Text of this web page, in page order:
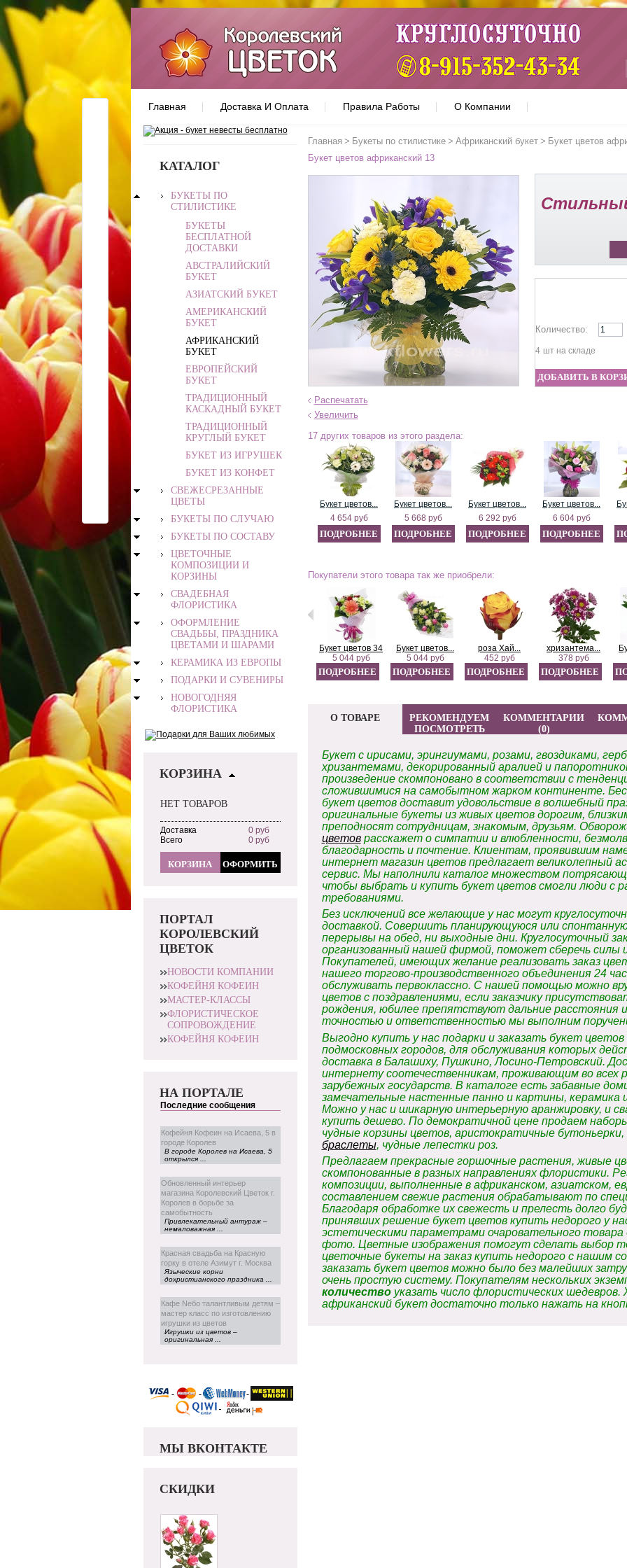
Главная Доставка И Оплата Правила Работы О Компании
КАТАЛОГ
БУКЕТЫ ПО
СТИЛИСТИКЕ
БУКЕТЫ
БЕСПЛАТНОЙ
ДОСТАВКИ
АВСТРАЛИЙСКИЙ
БУКЕТ
АЗИАТСКИЙ БУКЕТ
АМЕРИКАНСКИЙ
БУКЕТ
АФРИКАНСКИЙ
БУКЕТ
ЕВРОПЕЙСКИЙ
БУКЕТ
ТРАДИЦИОННЫЙ
КАСКАДНЫЙ БУКЕТ
ТРАДИЦИОННЫЙ
КРУГЛЫЙ БУКЕТ
БУКЕТ ИЗ ИГРУШЕК
БУКЕТ ИЗ КОНФЕТ
СВЕЖЕСРЕЗАННЫЕ
ЦВЕТЫ
БУКЕТЫ ПО СЛУЧАЮ
БУКЕТЫ ПО СОСТАВУ
ЦВЕТОЧНЫЕ
КОМПОЗИЦИИ И
КОРЗИНЫ
СВАДЕБНАЯ
ФЛОРИСТИКА
ОФОРМЛЕНИЕ
СВАДЬБЫ, ПРАЗДНИКА
ЦВЕТАМИ И ШАРАМИ
КЕРАМИКА ИЗ ЕВРОПЫ
ПОДАРКИ И СУВЕНИРЫ
НОВОГОДНЯЯ
ФЛОРИСТИКА
КОРЗИНА
НЕТ ТОВАРОВ
Доставка
0 руб
Всего
0 руб
КОРЗИНА ОФОРМИТЬ
ПОРТАЛ
КОРОЛЕВСКИЙ
ЦВЕТОК
НОВОСТИ КОМПАНИИ
КОФЕЙНЯ КОФЕИН
МАСТЕР-КЛАССЫ
ФЛОРИСТИЧЕСКОЕ
СОПРОВОЖДЕНИЕ
КОФЕЙНЯ КОФЕИН
НА ПОРТАЛЕ
Последние сообщения
Кофейня Кофеин на Исаева, 5 в
городе Королев
В городе Королев на Исаева, 5
открылся ...
Обновленный интерьер
магазина Королевский Цветок г.
Королев в борьбе за
самобытность
Привлекательный антураж –
немаловажная ...
Красная свадьба на Красную
горку в отеле Азимут г. Москва
Языческие корни
дохристианского праздника ...
Кафе Neбо талантливым детям –
мастер класс по изготовлению
игрушки из цветов
Игрушки из цветов –
оригинальная ...
МЫ ВКОНТАКТЕ
СКИДКИ
Главная > Букеты по стилистике > Африканский букет > Букет цветов
Букет цветов африканский 13
Распечатать
Увеличить
Количество:
4 шт на складе
17 других товаров из этого раздела:
Букет цветов...
4 654 руб
ПОДРОБНЕЕ
Букет цветов...
5 668 руб
ПОДРОБНЕЕ
Букет цветов...
6 292 руб
ПОДРОБНЕЕ
Букет цветов...
6 604 руб
ПОДРОБНЕЕ
Покупатели этого товара так же приобрели:
Букет цветов 34
5 044 руб
ПОДРОБНЕЕ
Букет цветов...
5 044 руб
ПОДРОБНЕЕ
роза Хай...
452 руб
ПОДРОБНЕЕ
хризантема...
378 руб
ПОДРОБНЕЕ
О ТОВАРЕ
РЕКОМЕНДУЕМ
ПОСМОТРЕТЬ
КОММЕНТАРИИ
(0)
Букет с ирисами, эрингиумами, розами, гвоздиками,
хризантемами, декорированный аралией и
произведение скомпоновано в соответствии с
сложившимися на самобытном жарком континенте.
букет цветов доставит удовольствие в волшебный
оригинальные букеты из живых цветов дорогим,
преподносят сотрудницам, знакомым, друзьям.
цветоврасскажет о симпатии и влюбленности,
благодарность и почтение. Клиентам, проявившим
интернет магазин цветов предлагает великолепный
сервис. Мы наполнили каталог множеством
чтобы выбрать и купить букет цветов смогли люди с
требованиями.
Без исключений все желающие у нас могут
доставкой. Совершить планирующуюся или
перерывы на обед, ни выходные дни. Круглосуточный
организованный нашей фирмой, поможет сберечь силы
Покупателей, имеющих желание реализовать заказ
нашего торгово-производственного объединения 24
обслуживать первоклассно. С нашей помощью можно
цветов с поздравлениями, если заказчику
рождения, юбилее препятствуют дальние расстояния
точностью и ответственностью мы выполним
Выгодно купить у нас подарки и заказать букет
подмосковных городов, для обслуживания которых
доставка в Балашиху, Пушкино, Лосино-Петровский.
интернету соотечественникам, проживающим во всех
зарубежных государств. В каталоге есть забавные
замечательные настенные панно и картины, керамика
Можно у нас и шикарную интерьерную аранжировку, и
купить дешево. По демократичной цене продаем
чудные корзины цветов, аристократичные
браслеты, чудные лепестки роз.
Предлагаем прекрасные горшочные растения, живые
скомпонованные в разных направлениях флористики.
композиции, выполненные в африканском, азиатском,
составлением свежие растения обрабатывают по
Благодаря обработке их свежесть и прелесть долго
принявших решение букет цветов купить недорого у
эстетическими параметрами очаровательного
фото. Цветные изображения помогут сделать выбор
цветочные букеты на заказ купить недорого с нашим
заказать букет цветов можно было без малейших
очень простую систему. Покупателям нескольких
количество указать число флористических
африканский букет достаточно только нажать на